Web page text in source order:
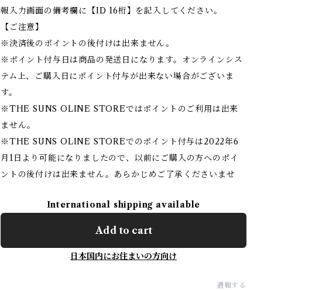
報入力画面の備考欄に【ID 16桁】を記入してください。
【ご注意】
※決済後のポイントの後付けは出来ません。
※ポイント付与日は商品の発送日になります。オンラインシス
テム上、ご購入日にポイント付与が出来ない場合がございま
す。
※THE SUNS OLINE STOREではポイントのご利用は出来
ません。
※THE SUNS OLINE STOREでのポイント付与は2022年6
月1日より可能になりましたので、以前にご購入の方へのポイ
ントの後付けは出来ません。あらかじめご了承くださいませ
International shipping available
Add to cart
日本国内にお住まいの方向け
通報する